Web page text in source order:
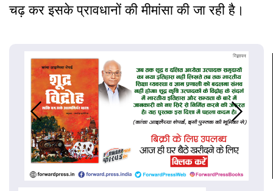
चढ़ कर इसके प्रावधानों की मीमांसा की जा रही है।